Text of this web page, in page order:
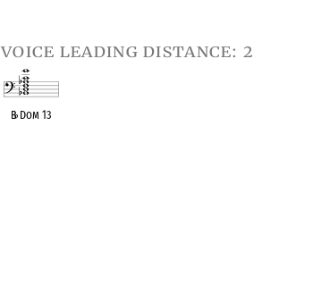
voice leading distance: 2
B♭Dom 13